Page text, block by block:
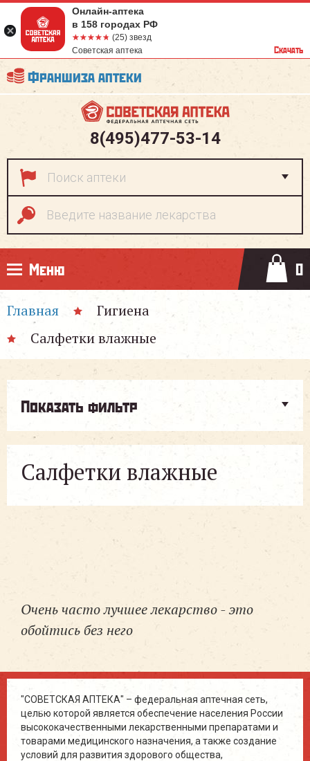
Франшиза аптеки
8(495)477-53-14
Меню 0
Главная
Гигиена
Салфетки влажные
Салфетки влажные
Показать фильтр
Очень часто лучшее лекарство - это
обойтись без него
"СОВЕТСКАЯ АПТЕКА" – федеральная аптечная сеть,
целью которой является обеспечение населения России
высококачественными лекарственными препаратами и
товарами медицинского назначения, а также создание
условий для развития здорового общества,
Онлайн-аптека
в 158 городах РФ
☆☆☆☆☆
★★★★★ (25) звезд
Советская аптека
Скачать